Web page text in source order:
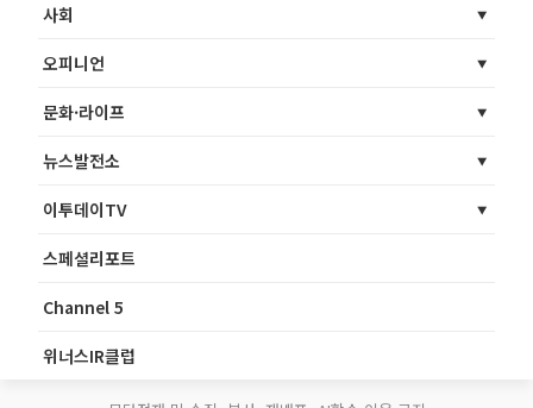
사회
오피니언
문화·라이프
뉴스발전소
이투데이TV
스페셜리포트
Channel 5
위너스IR클럽